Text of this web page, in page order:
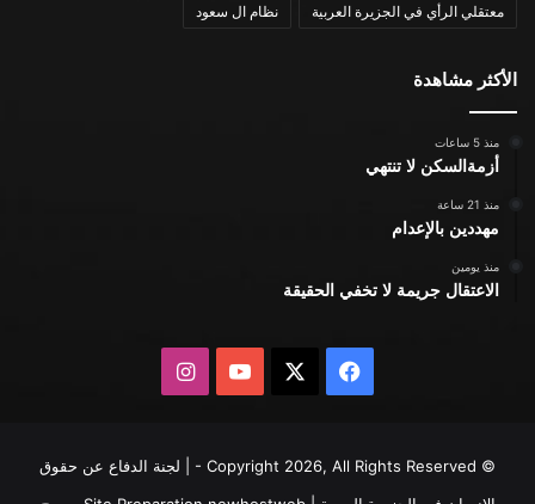
معتقلي الرأي في الجزيرة العربية نظام ال سعود
الأكثر مشاهدة
منذ 5 ساعات
أزمةالسكن لا تنتهي
منذ 21 ساعة
مهددين بالإعدام
منذ يومين
الاعتقال جريمة لا تخفي الحقيقة
فيسبوك يوتيوبانستقرام
© Copyright 2026, All Rights Reserved - | لجنة الدفاع عن حقوق